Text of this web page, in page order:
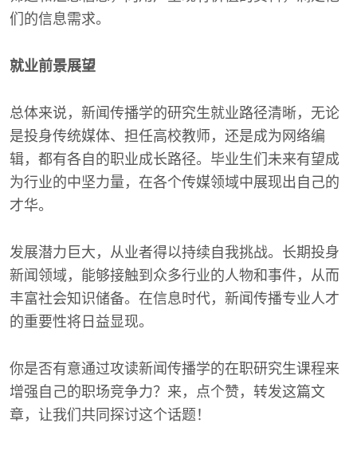
们的信息需求。
就业前景展望
总体来说，新闻传播学的研究生就业路径清晰，无论
是投身传统媒体、担任高校教师，还是成为网络编
辑，都有各自的职业成长路径。毕业生们未来有望成
为行业的中坚力量，在各个传媒领域中展现出自己的
才华。
发展潜力巨大，从业者得以持续自我挑战。长期投身
新闻领域，能够接触到众多行业的人物和事件，从而
丰富社会知识储备。在信息时代，新闻传播专业人才
的重要性将日益显现。
你是否有意通过攻读新闻传播学的在职研究生课程来
增强自己的职场竞争力？来，点个赞，转发这篇文
章，让我们共同探讨这个话题！